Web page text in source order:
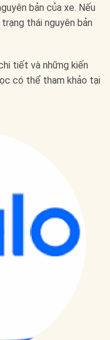
bản của xe. Nếu
thái nguyên bản
tiết và những kiến
có thể tham khảo tại